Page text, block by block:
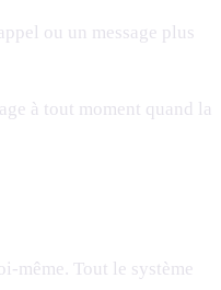
ou un message plus
à tout moment quand la
même. Tout le système